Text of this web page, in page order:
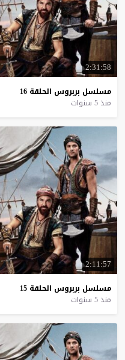
2:31:58
مسلسل بربروس الحلقة 16
منذ 5 سنوات
2:11:57
مسلسل بربروس الحلقة 15
منذ 5 سنوات